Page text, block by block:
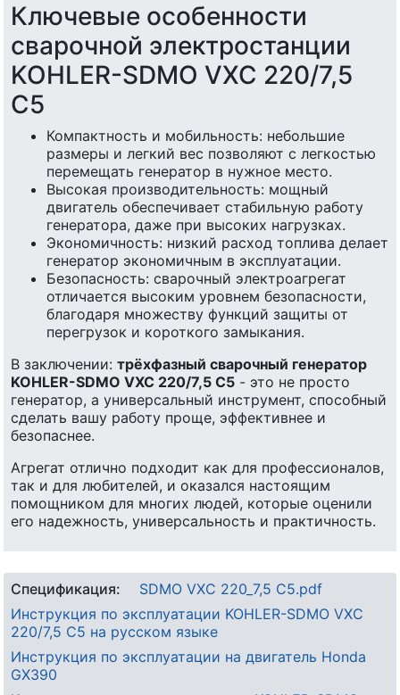
Ключевые особенности
сварочной электростанции
KOHLER-SDMO VXC 220/7,5
C5
Компактность и мобильность: небольшие
размеры и легкий вес позволяют с легкостью
перемещать генератор в нужное место.
Высокая производительность: мощный
двигатель обеспечивает стабильную работу
генератора, даже при высоких нагрузках.
Экономичность: низкий расход топлива делает
генератор экономичным в эксплуатации.
Безопасность: сварочный электроагрегат
отличается высоким уровнем безопасности,
благодаря множеству функций защиты от
перегрузок и короткого замыкания.
В заключении: трёхфазный сварочный генератор
KOHLER-SDMO VXC 220/7,5 C5 - это не просто
генератор, а универсальный инструмент, способный
сделать вашу работу проще, эффективнее и
безопаснее.
Агрегат отлично подходит как для профессионалов,
так и для любителей, и оказался настоящим
помощником для многих людей, которые оценили
его надежность, универсальность и практичность.
Спецификация:
SDMO VXC 220_7,5 C5.pdf
Инструкция по эксплуатации KOHLER-SDMO VXC
220/7,5 C5 на русском языке
Инструкция по эксплуатации на двигатель Honda
GX390